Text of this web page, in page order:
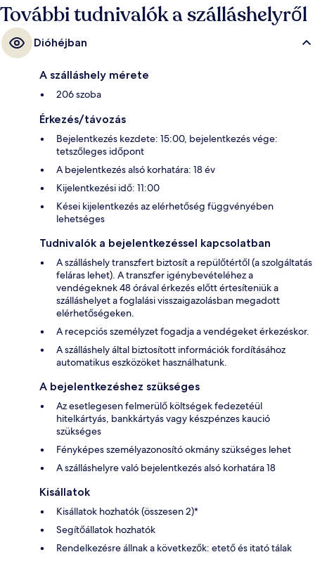
További tudnivalók a szálláshelyről
Dióhéjban
A szálláshely mérete
206 szoba
Érkezés/távozás
Bejelentkezés kezdete: 15:00, bejelentkezés vége:
tetszőleges időpont
A bejelentkezés alsó korhatára: 18 év
Kijelentkezési idő: 11:00
Kései kijelentkezés az elérhetőség függvényében
lehetséges
Tudnivalók a bejelentkezéssel kapcsolatban
A szálláshely transzfert biztosít a repülőtértől (a szolgáltatás
feláras lehet). A transzfer igénybevételéhez a
vendégeknek 48 órával érkezés előtt értesíteniük a
szálláshelyet a foglalási visszaigazolásban megadott
elérhetőségeken.
A recepciós személyzet fogadja a vendégeket érkezéskor.
A szálláshely által biztosított információk fordításához
automatikus eszközöket használhatunk.
A bejelentkezéshez szükséges
Az esetlegesen felmerülő költségek fedezetéül
hitelkártyás, bankkártyás vagy készpénzes kaució
szükséges
Fényképes személyazonosító okmány szükséges lehet
A szálláshelyre való bejelentkezés alsó korhatára 18
Kisállatok
Kisállatok hozhatók (összesen 2)*
Segítőállatok hozhatók
Rendelkezésre állnak a következők: etető és itató tálak